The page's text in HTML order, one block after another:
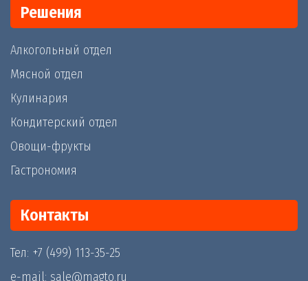
Решения
Алкогольный отдел
Мясной отдел
Кулинария
Кондитерский отдел
Овощи-фрукты
Гастрономия
Контакты
Тел: +7 (499) 113-35-25
e-mail: sale@magto.ru